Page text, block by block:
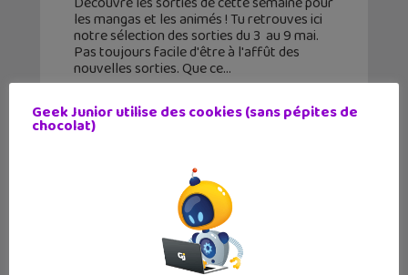
les mangas et les animés ! Tu retrouves ici
notre sélection des sorties du 3 au 9 mai.
Pas toujours facile d'être à l'affût des
nouvelles sorties. Que ce
Geek Junior utilise des cookies (sans pépites de
chocolat)